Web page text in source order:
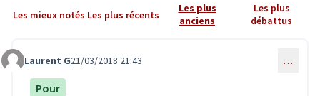
Les mieux notés Les plus récents
Les plus
anciens
Les plus
débattus
Commentaire 323
Laurent G21/03/2018 21:43 …
Pour